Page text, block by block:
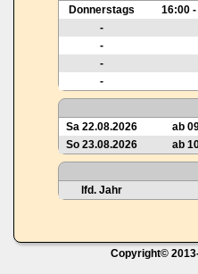
Donnerstags
16:00
-
-
-
-
Sa 22.08.2026
ab
So 23.08.2026
ab
lfd. Jahr
Copyright©